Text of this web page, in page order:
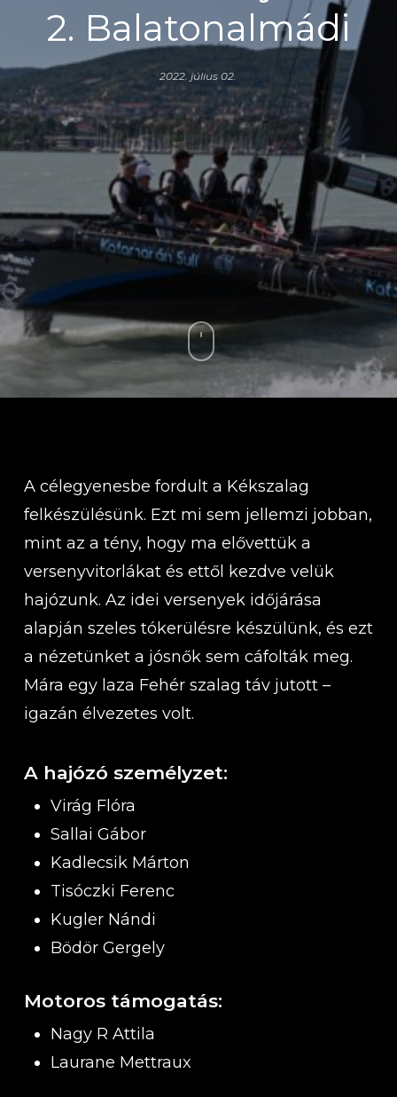
2. Balatonalmádi
2022. július 02.
A célegyenesbe fordult a Kékszalag
felkészülésünk. Ezt mi sem jellemzi jobban,
mint az a tény, hogy ma elővettük a
versenyvitorlákat és ettől kezdve velük
hajózunk. Az idei versenyek időjárása
alapján szeles tókerülésre készülünk, és ezt
a nézetünket a jósnők sem cáfolták meg.
Mára egy laza Fehér szalag táv jutott –
igazán élvezetes volt.
A hajózó személyzet:
Virág Flóra
Sallai Gábor
Kadlecsik Márton
Tisóczki Ferenc
Kugler Nándi
Bödör Gergely
Motoros támogatás:
Nagy R Attila
Laurane Mettraux